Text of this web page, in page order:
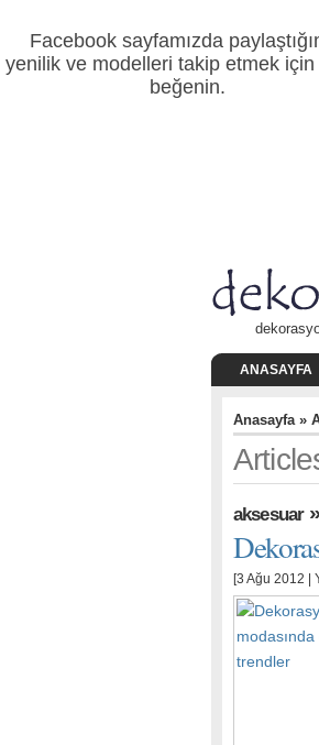
Facebook sayfamızda
yenilik ve modelleri takip etmek için
beğenin.
ANASAYFA
Anasayfa»
aksesuar
[3 Ağu 2012 |